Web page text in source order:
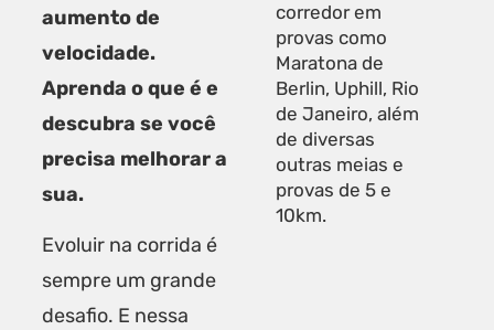
aumento de
velocidade.
Aprenda o que é e
descubra se você
precisa melhorar a
sua.
Evoluir na corrida é
sempre um grande
desafio. E nessa
corredor em
provas como
Maratona de
Berlin, Uphill, Rio
de Janeiro, além
de diversas
outras meias e
provas de 5 e
10km.